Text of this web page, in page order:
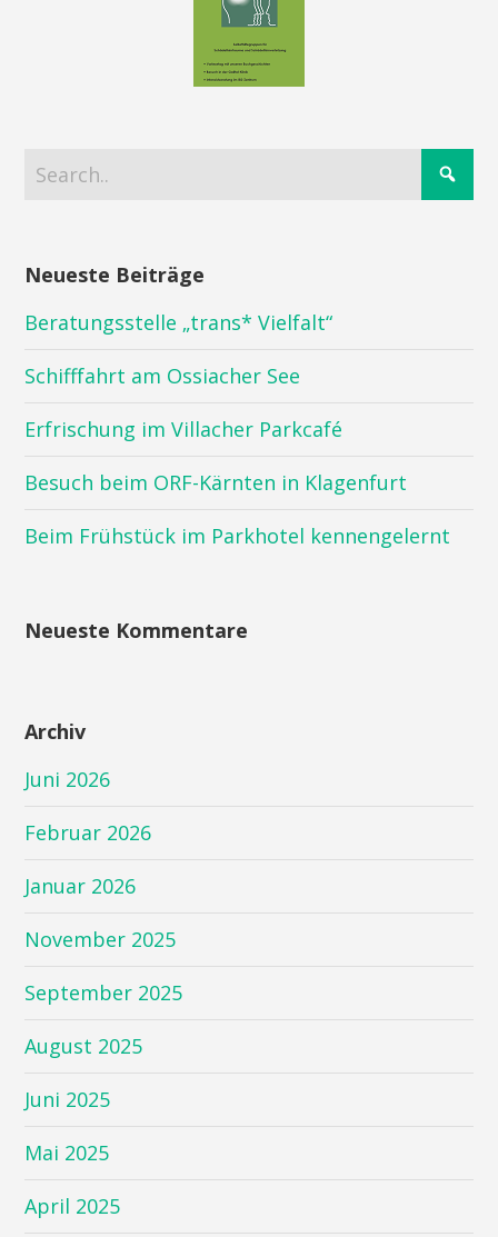
Neueste Beiträge
Beratungsstelle „trans* Vielfalt“
Schifffahrt am Ossiacher See
Erfrischung im Villacher Parkcafé
Besuch beim ORF-Kärnten in Klagenfurt
Beim Frühstück im Parkhotel kennengelernt
Neueste Kommentare
Archiv
Juni 2026
Februar 2026
Januar 2026
November 2025
September 2025
August 2025
Juni 2025
Mai 2025
April 2025